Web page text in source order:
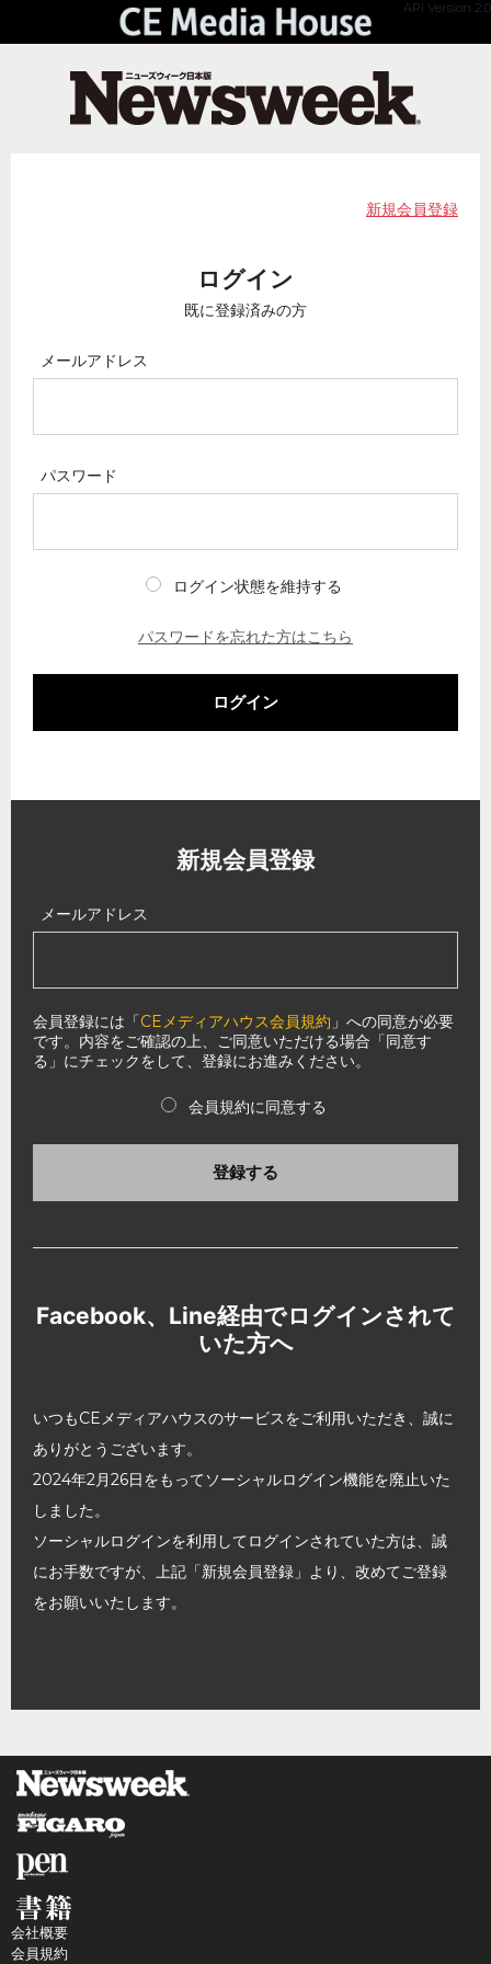
API Version 2.0
新規会員登録
ログイン
既に登録済みの方
メールアドレス
パスワード
ログイン状態を維持する
パスワードを忘れた方はこちら
ログイン
新規会員登録
メールアドレス
会員登録には「CEメディアハウス会員規約 」への同意が必要
です。内容をご確認の上、ご同意いただける場合「同意す
る」にチェックをして、登録にお進みください。
会員規約に同意する
登録する
Facebook、Line経由でログインされて
いた方へ
いつもCEメディアハウスのサービスをご利用いただき、誠に
ありがとうございます。
2024年2月26日をもってソーシャルログイン機能を廃止いた
しました。
ソーシャルログインを利用してログインされていた方は、誠
にお手数ですが、上記「新規会員登録」より、改めてご登録
をお願いいたします。
会社概要
会員規約